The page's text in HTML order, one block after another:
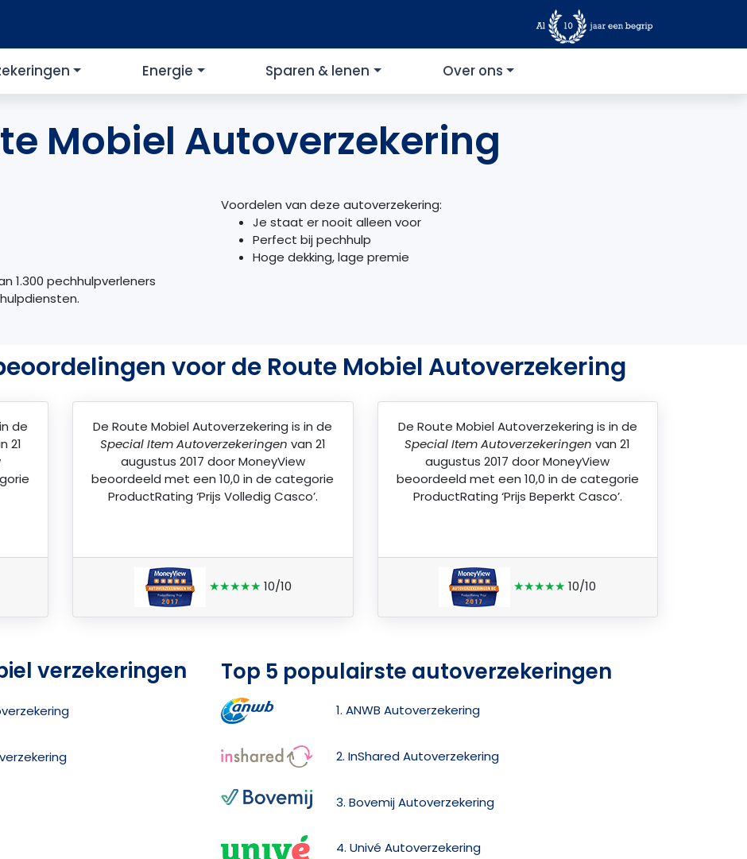
Energie Sparen & lenen Over ons
Mobiel Autoverzekering
1.300 pechhulpverleners
Voordelen van deze autoverzekering:
Je staat er nooit alleen voor
Perfect bij pechhulp
Hoge dekking, lage premie
voor de Route Mobiel Autoverzekering
de
21
DeRoute Mobiel Autoverzekering is in de
Special Item Autoverzekeringen van 21
augustus 2017 doorMoneyView
beoordeeld met een 10,0 in de categorie
ProductRating ‘Prijs Volledig Casco’.
★★★★★ 10/10
De Route Mobiel Autoverzekering is in de
Special Item Autoverzekeringen van 21
augustus 2017 doorMoneyView
beoordeeld met een 10,0 in de categorie
ProductRating ‘Prijs Beperkt Casco’.
★★★★★ 10/10
verzekeringen Top 5 populairste autoverzekeringen
1. ANWB Autoverzekering
2. InShared Autoverzekering
3. Bovemij Autoverzekering
4. Univé Autoverzekering